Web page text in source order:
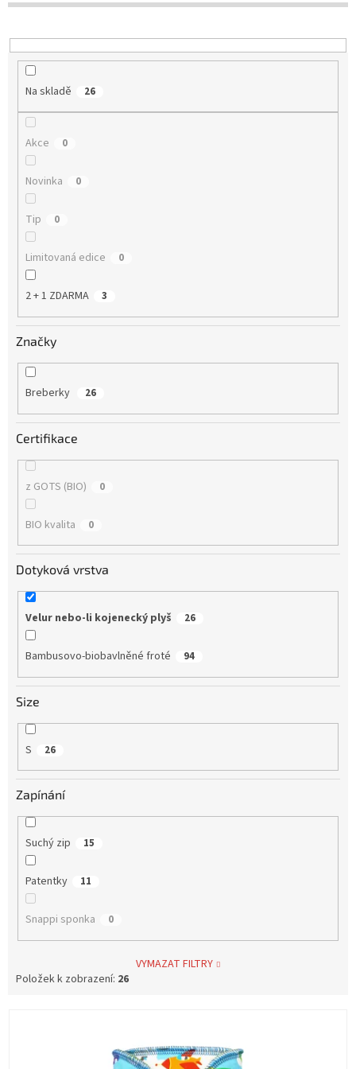
k
t
Na skladě 26
Akce 0
Novinka 0
Tip 0
Limitovaná edice 0
2 + 1 ZDARMA 3
Značky
Breberky 26
Certifikace
z GOTS (BIO) 0
BIO kvalita 0
Dotyková vrstva
Velur nebo-li kojenecký plyš 26
Bambusovo-biobavlněné froté 94
Size
S 26
Zapínání
Suchý zip 15
Patentky 11
Snappi sponka 0
VYMAZAT FILTRY
Položek k zobrazení: 26